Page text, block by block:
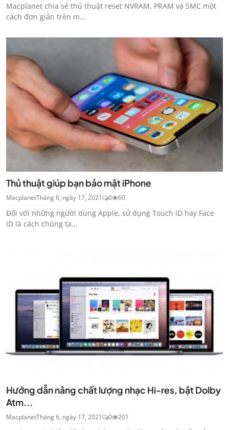
Macplanet chia sẻ thủ thuật reset NVRAM, PRAM và SMC một
cách đơn giản trên m...
Thủ thuật giúp bạn bảo mật iPhone
MacplanetTháng 6, ngày 17, 2021 0 60
Đối với những người dùng Apple, sử dụng Touch ID hay Face
ID là cách chúng ta...
Hướng dẫn nâng chất lượng nhạc Hi-res, bật Dolby
Atm...
MacplanetTháng 6, ngày 17, 2021 0 201